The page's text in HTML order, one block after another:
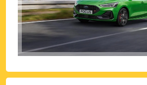
eLink ile giriş yap